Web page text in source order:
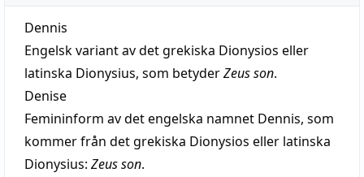
Dennis
Engelsk variant av det grekiska Dionysios eller
latinska Dionysius, som betyderZeus son.
Denise
Femininform av det engelska namnet Dennis, som
kommer från det grekiska Dionysios eller latinska
Dionysius: Zeus son.